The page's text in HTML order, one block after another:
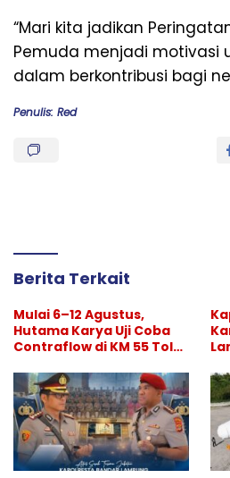
“Mari kita jadikan
Pemuda menjadi motivasi
dalam berkontribusi bagi
Penulis: Red
Berita Terkait
Mulai 6–12 Agustus,
Hutama Karya Uji Coba
Contraflow di KM 55 Tol